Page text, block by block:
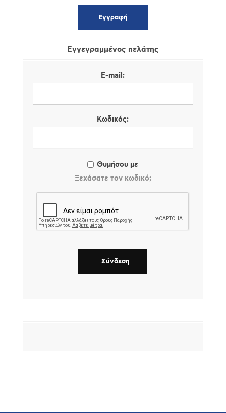
Εγγεγραμμένος πελάτης
E-mail:
Κωδικός:
Θυμήσου με
Ξεχάσατε τον κωδικό;